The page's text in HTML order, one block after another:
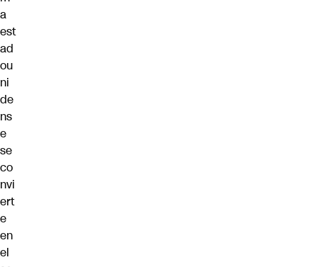
a
est
ad
ou
ni
de
ns
e
se
co
nvi
ert
e
en
el